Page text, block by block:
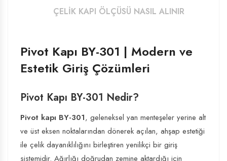
ÇELIK KAPI ÖLÇÜSÜ NASIL ALINIR
Pivot Kapı BY-301 | Modern ve
Estetik Giriş Çözümleri
Pivot Kapı BY-301 Nedir?
Pivot kapı BY-301, geleneksel yan menteşeler yerine alt
ve üst eksen noktalarından dönerek açılan, ahşap estetiği
ile çelik dayanıklılığını birleştiren yenilikçi bir giriş
sistemidir. Ağırlığı doğrudan zemine aktardığı için